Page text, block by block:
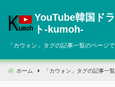
へ
動
YouTube韓国ド
ト‐kumoh‐
「カウォン 」タグの記事一覧のページで
ホーム 「 カウォン 」タグの記事一覧